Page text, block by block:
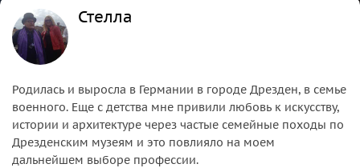
Стелла
Родилась и выросла в Германии в городе Дрезден, в семье
военного. Еще с детства мне привили любовь к искусству,
истории и архитектуре через частые семейные походы по
Дрезденским музеям и это повлияло на моем
дальнейшем выборе профессии.